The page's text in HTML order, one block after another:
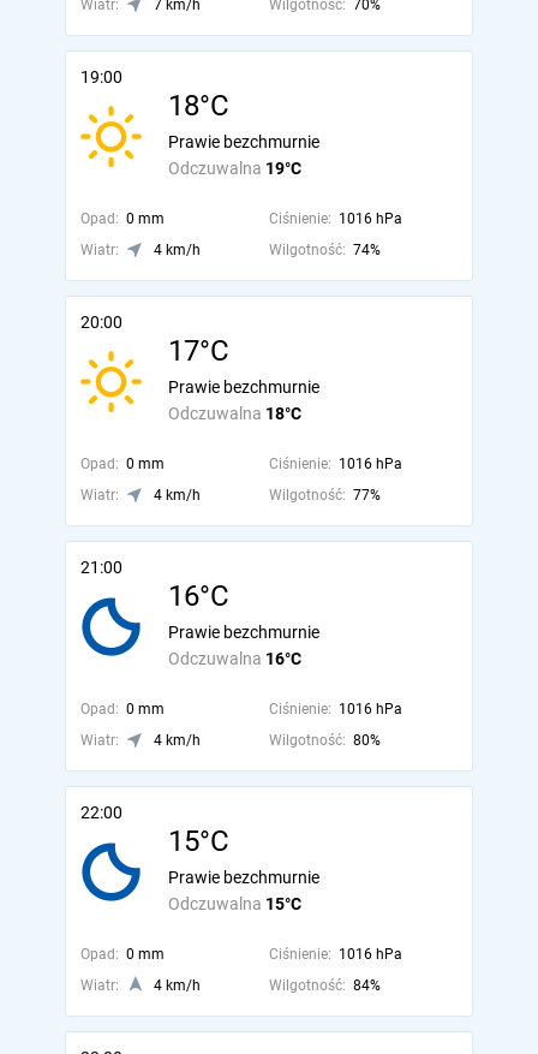
Wiatr:
7 km/h Wilgotność: 70%
19:00
18°C
Odczuwalna 19°C
Prawie bezchmurnie
Opad: 0 mm Ciśnienie: 1016 hPa
Wiatr:
4 km/h Wilgotność: 74%
20:00
17°C
Odczuwalna 18°C
Prawie bezchmurnie
Opad: 0 mm Ciśnienie: 1016 hPa
Wiatr:
4 km/h Wilgotność: 77%
21:00
16°C
Odczuwalna 16°C
Prawie bezchmurnie
Opad: 0 mm Ciśnienie: 1016 hPa
Wiatr:
4 km/h Wilgotność: 80%
22:00
15°C
Odczuwalna 15°C
Prawie bezchmurnie
Opad: 0 mm Ciśnienie: 1016 hPa
Wiatr:
4 km/h Wilgotność: 84%